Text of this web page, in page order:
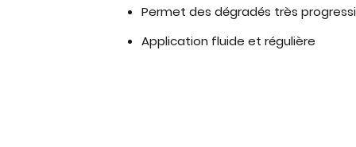
Permet des dégradés très
Application fluide et régulière